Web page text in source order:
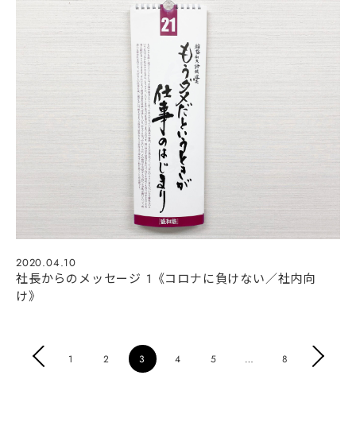
2020.04.10
社長からのメッセージ 1《コロナに負けない／社内向
け》
PREV1 2 3 4 5 … 8